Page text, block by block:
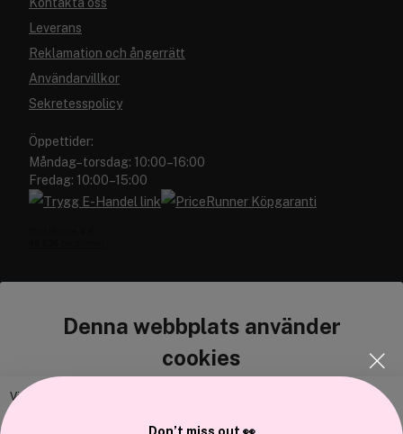
Denna webbplats använder
cookies
Vi använder enhetsidentifierare för att anpassa innehållet och
Leverans
Reklamation och ångerrätt
Användarvillkor
Sekretesspolicy
Öppettider:
Måndag–torsdag: 10:00–16:00
Fredag: 10:00–15:00
Cocopanda.se